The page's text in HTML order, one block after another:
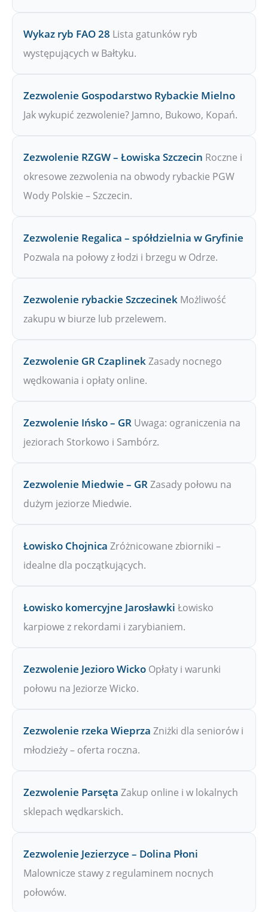
Wykaz ryb FAO 28 Lista gatunków ryb
występujących w Bałtyku.
Zezwolenie Gospodarstwo Rybackie Mielno
Jak wykupić zezwolenie? Jamno, Bukowo, Kopań.
Zezwolenie RZGW – Łowiska Szczecin Roczne i
okresowe zezwolenia na obwody rybackie PGW
Wody Polskie – Szczecin.
Zezwolenie Regalica – spółdzielnia w Gryfinie
Pozwala na połowy z łodzi i brzegu w Odrze.
Zezwolenie rybackie Szczecinek Możliwość
zakupu w biurze lub przelewem.
Zezwolenie GR CzaplinekZasady nocnego
wędkowania i opłaty online.
Zezwolenie Ińsko – GR Uwaga: ograniczenia na
jeziorach Storkowo i Sambórz.
Zezwolenie Miedwie – GRZasady połowu na
dużym jeziorze Miedwie.
Łowisko Chojnica Zróżnicowane zbiorniki –
idealne dla początkujących.
Łowisko komercyjne Jarosławki Łowisko
karpiowe z rekordami i zarybianiem.
Zezwolenie Jezioro Wicko Opłaty i warunki
połowu na Jeziorze Wicko.
Zezwolenie rzeka Wieprza Zniżki dla seniorów i
młodzieży – oferta roczna.
Zezwolenie Parsęta Zakup online i w lokalnych
sklepach wędkarskich.
Zezwolenie Jezierzyce – Dolina Płoni
Malownicze stawy z regulaminem nocnych
połowów.